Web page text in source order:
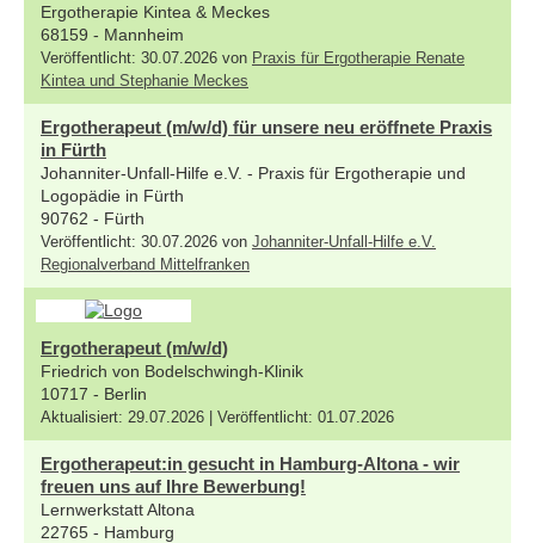
Ergotherapie Kintea & Meckes
68159 - Mannheim
Veröffentlicht: 30.07.2026 von Praxis für Ergotherapie Renate
Kintea und Stephanie Meckes
Ergotherapeut (m/w/d) für unsere neu eröffnete Praxis
in Fürth
Johanniter-Unfall-Hilfe e.V. - Praxis für Ergotherapie und
Logopädie in Fürth
90762 - Fürth
Veröffentlicht: 30.07.2026 von Johanniter-Unfall-Hilfe e.V.
Regionalverband Mittelfranken
Ergotherapeut (m/w/d)
Friedrich von Bodelschwingh-Klinik
10717 - Berlin
Aktualisiert: 29.07.2026 | Veröffentlicht: 01.07.2026
Ergotherapeut:in gesucht in Hamburg-Altona - wir
freuen uns auf Ihre Bewerbung!
Lernwerkstatt Altona
22765 - Hamburg